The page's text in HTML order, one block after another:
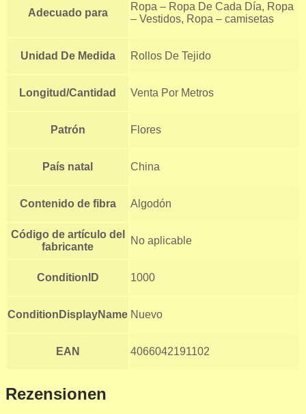
Adecuado para
Ropa – Ropa De Cada Día, Ropa
– Vestidos, Ropa – camisetas
Unidad De Medida Rollos De Tejido
Longitud/Cantidad Venta Por Metros
Patrón Flores
País natal China
Contenido de fibra Algodón
Código de artículo del
fabricante
No aplicable
ConditionID 1000
ConditionDisplayName Nuevo
EAN 4066042191102
Rezensionen